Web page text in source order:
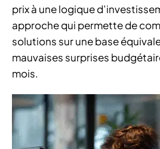
prix à une logique
approche qui permette de
solutions sur une base
mauvaises surprises
mois.